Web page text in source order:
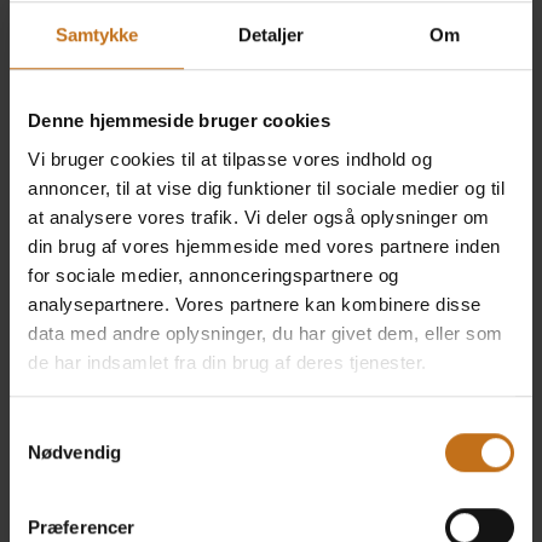
Samtykke Detaljer Om
Denne hjemmeside bruger cookies
Vi bruger cookies til at tilpasse vores indhold og
annoncer, til at vise dig funktioner til sociale medier og til
at analysere vores trafik. Vi deler også oplysninger om
din brug af vores hjemmeside med vores partnere inden
for sociale medier, annonceringspartnere og
analysepartnere. Vores partnere kan kombinere disse
data med andre oplysninger, du har givet dem, eller som
de har indsamlet fra din brug af deres tjenester.
Nødvendig
Præferencer
vi ved, at man som kunde har brug for en leverandør, der
ikke stjæler, men frigiver tid,” udtaler Søren Just Skjelbo,
Hos New Online Systems, der står bag Uniconta, er
salgs- og marketingdirektør Per Pedersen glad for
SengeSpecialistens valg af Uniconta:
”Når man har været i markedet i under 1 år, er det
kæmpe stort for os, når en virksomhed af
SengeSpecialistens størrelse, vælger at skifte til
Uniconta”.
kun har været forhandler i knap et halvt år og på den
større kundesag og samtidig udviklet en POS-løsning.